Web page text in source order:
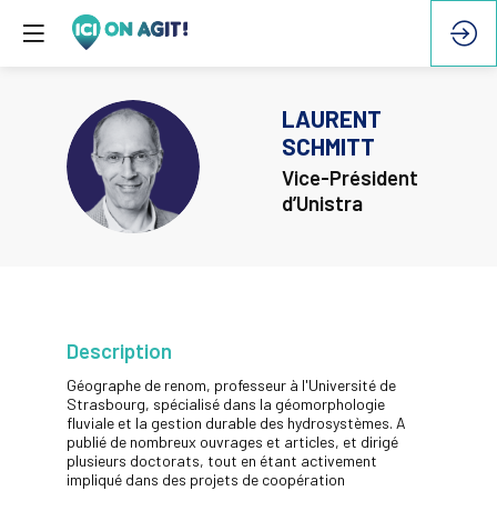
LS
LAURENT
SCHMITT
Vice-Président
d’Unistra
Description
Géographe de renom, professeur à l'Université de
Strasbourg, spécialisé dans la géomorphologie
fluviale et la gestion durable des hydrosystèmes. A
publié de nombreux ouvrages et articles, et dirigé
plusieurs doctorats, tout en étant activement
impliqué dans des projets de coopération